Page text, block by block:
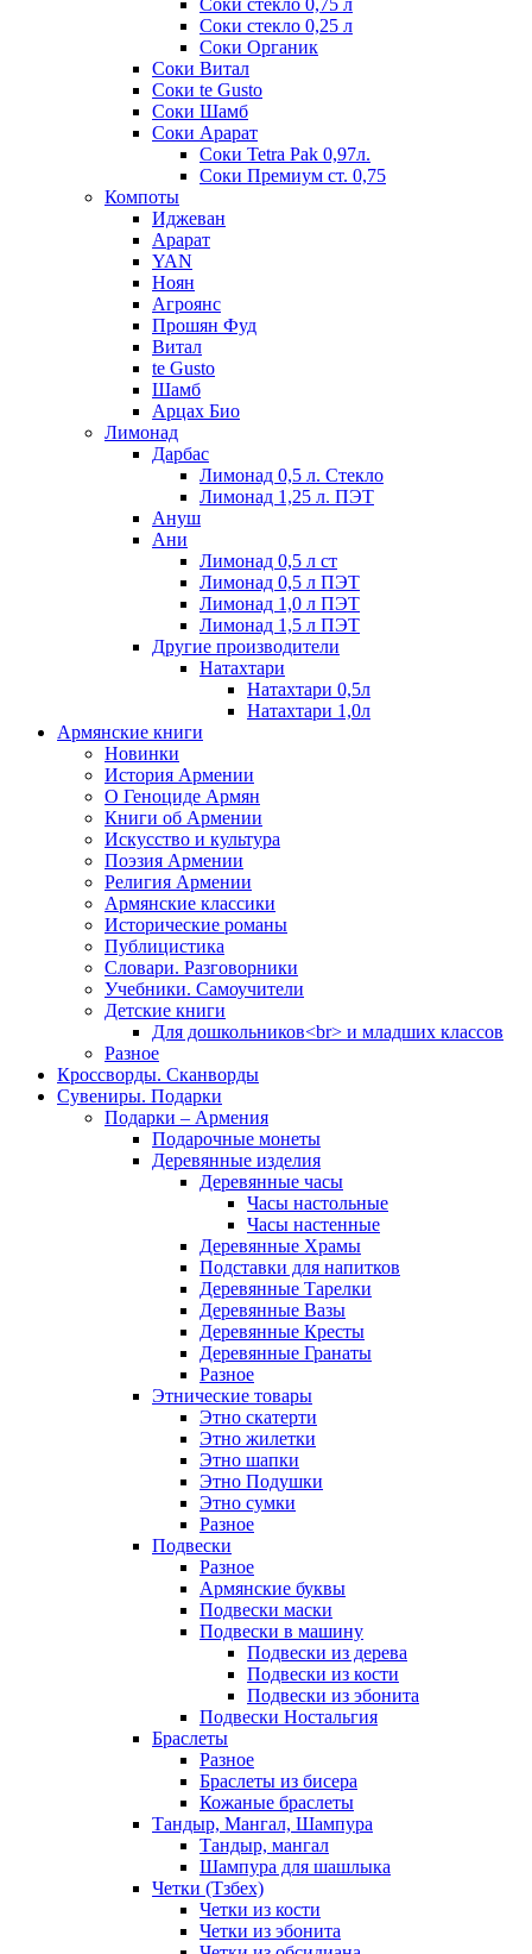
Соки стекло 0,75 л
Соки стекло 0,25 л
Соки Органик
Соки Витал
Соки te Gusto
Соки Шамб
Соки Арарат
Соки Tetra Pak 0,97л.
Соки Премиум ст. 0,75
Компоты
Иджеван
Арарат
YAN
Ноян
Агроянс
Прошян Фуд
Витал
te Gusto
Шамб
Арцах Био
Лимонад
Дарбас
Лимонад 0,5 л. Стекло
Лимонад 1,25 л. ПЭТ
Ануш
Ани
Лимонад 0,5 л ст
Лимонад 0,5 л ПЭТ
Лимонад 1,0 л ПЭТ
Лимонад 1,5 л ПЭТ
Другие производители
Натахтари
Натахтари 0,5л
Натахтари 1,0л
Армянские книги
Новинки
История Армении
О Геноциде Армян
Книги об Армении
Иcкусство и культура
Поэзия Армении
Религия Армении
Армянские классики
Исторические романы
Публицистика
Словари. Разговорники
Учебники. Самоучители
Детские книги
Для дошкольников<br> и младших классов
Разное
Кроссворды. Сканворды
Сувениры. Подарки
Подарки – Армения
Подарочные монеты
Деревянные изделия
Деревянные часы
Часы настольные
Часы настенные
Деревянные Храмы
Подставки для напитков
Деревянные Тарелки
Деревянные Вазы
Деревянные Кресты
Деревянные Гранаты
Разное
Этнические товары
Этно скатерти
Этно жилетки
Этно шапки
Этно Подушки
Этно сумки
Разное
Подвески
Разное
Армянские буквы
Подвески маски
Подвески в машину
Подвески из дерева
Подвески из кости
Подвески из эбонита
Подвески Ностальгия
Браслеты
Разное
Браслеты из бисера
Кожаные браслеты
Тандыр, Мангал, Шампура
Тандыр, мангал
Шампура для шашлыка
Четки (Тзбех)
Четки из кости
Четки из эбонита